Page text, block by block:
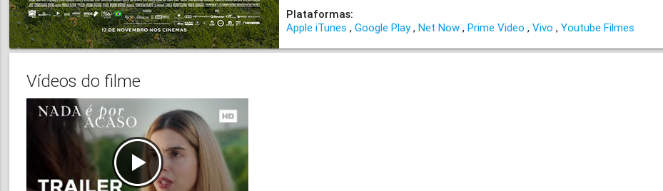
Plataformas:
Apple iTunes
Google Play Net Now Prime Video Vivo Youtube Filmes
Vídeos do filme